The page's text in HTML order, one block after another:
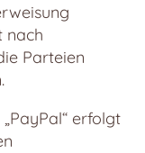
nach
Parteien
erfolgt